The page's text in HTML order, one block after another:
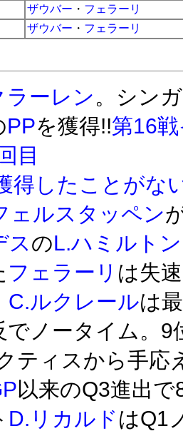
ザウバー ・ フェラーリ
ザウバー ・ フェラーリ
ラーレン。シン
PPを獲得!!第16
目
得したことがな
ェルスタッペン
ス のL.ハミルトン
フェラーリ は失
C.ルクレールは
でノータイム。9
ティスから手応
以来のQ3進出
D.リカルド はQ1